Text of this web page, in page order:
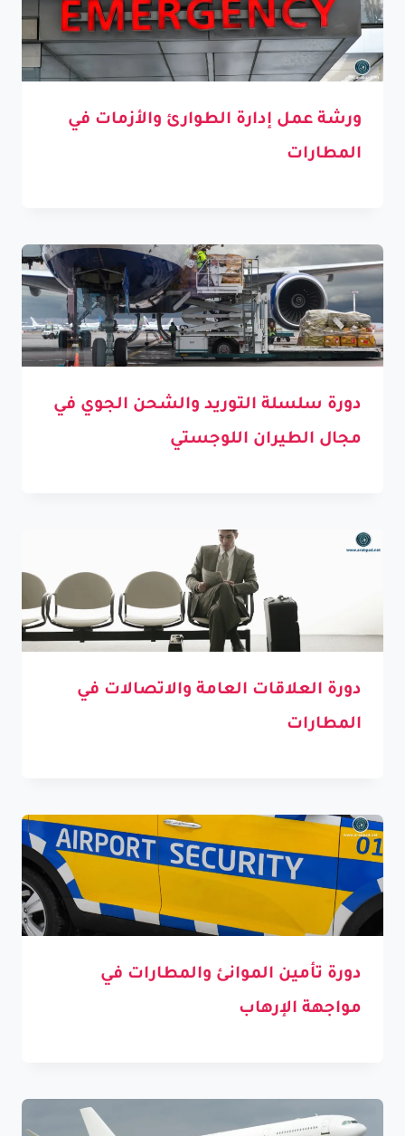
ورشة عمل إدارة الطوارئ والأزمات في
المطارات
دورة سلسلة التوريد والشحن الجوي في
مجال الطيران اللوجستي
دورة العلاقات العامة والاتصالات في
المطارات
دورة تأمين الموانئ والمطارات في
مواجهة الإرهاب